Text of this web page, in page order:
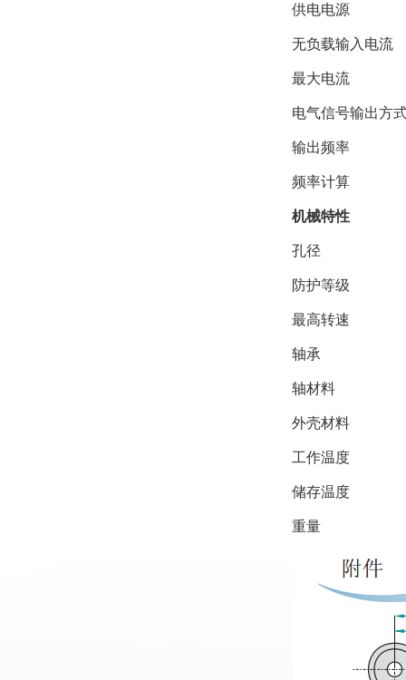
供电电源
无负载输入电流
最大电流
电气信号输出方
输出频率
频率计算
机械特性
孔径
防护等级
最高转速
轴承
轴材料
外壳材料
工作温度
储存温度
重量